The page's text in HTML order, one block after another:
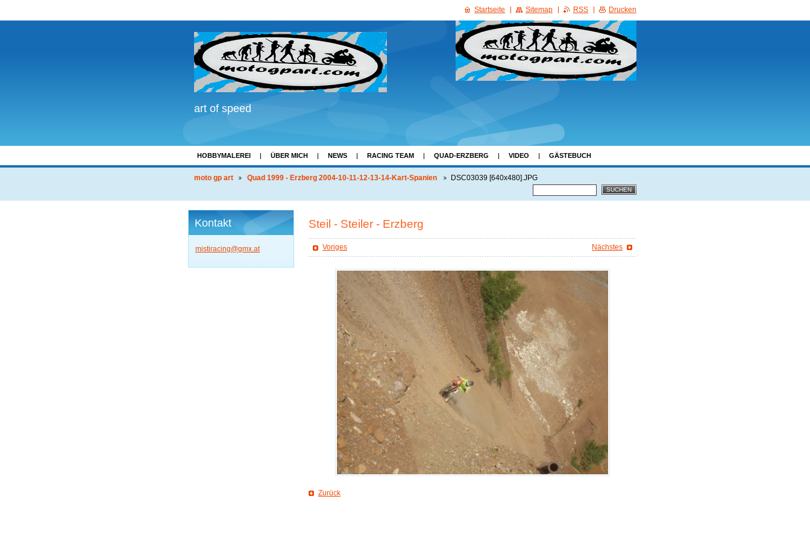
art of speed
HOBBYMALEREI ÜBER MICH NEWS RACING TEAM QUAD-ERZBERG VIDEO GÄSTEBUCH
moto gp art Quad 1999 - Erzberg 2004-10-11-12-13-14-Kart-Spanien DSC03039 [640x480].JPG
Steil - Steiler - Erzberg
Voriges Nächstes
Zurück
Kontakt
mistiracing@gmx.at
Startseite Sitemap RSS Drucken